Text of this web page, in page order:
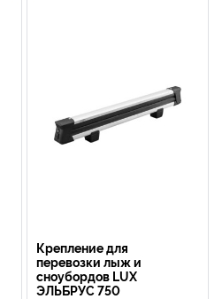
Крепление для
перевозки лыж и
сноубордов LUX
ЭЛЬБРУС 750